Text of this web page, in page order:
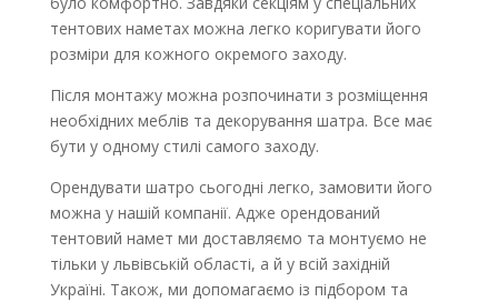
тентових наметах можна легко коригувати його
розміри для кожного окремого заходу.
Після монтажу можна розпочинати з розміщення
необхідних меблів та декорування шатра. Все має
бути у одному стилі самого заходу.
Орендувати шатро сьогодні легко, замовити його
можна у нашій компанії. Адже орендований
тентовий намет ми доставляємо та монтуємо не
тільки у львівській області, а й у всій західній
Україні. Також, ми допомагаємо із підбором та